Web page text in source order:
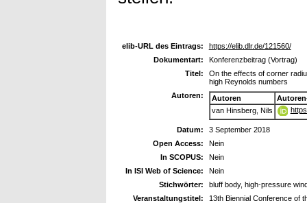
elib-URL des Eintrags:
https://elib.dlr.de/121560/
Dokumentart:
Konferenzbeitrag (Vortrag)
Titel:
On the effects of corner
high Reynolds numbers
Autoren:
Autoren
van Hinsberg, Nils
Datum:
3 September 2018
Open Access:
Nein
In SCOPUS:
Nein
In ISI Web of Science:
Nein
Stichwörter:
bluff body, high-pressure
Veranstaltungstitel:
13th Biennial Conference of